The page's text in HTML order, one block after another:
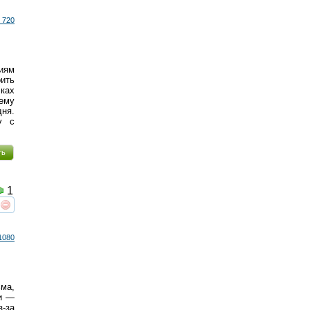
720
с
интересует
1
—
за